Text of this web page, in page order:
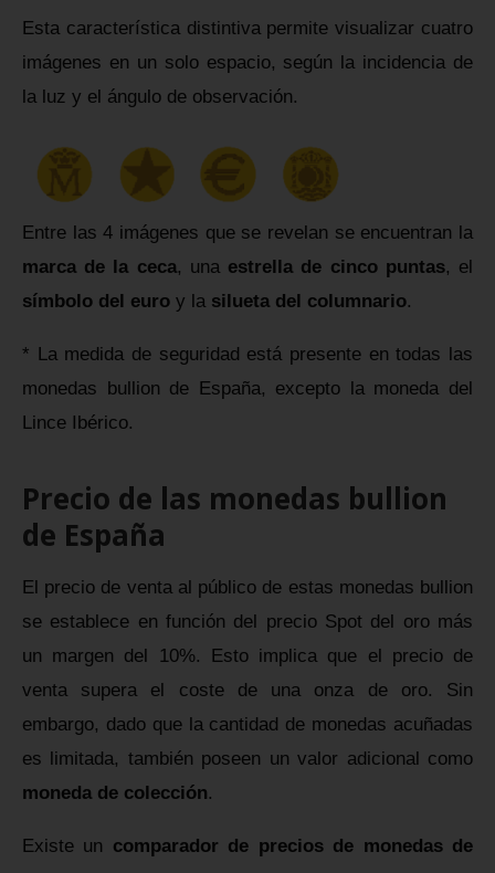
Esta característica distintiva permite visualizar cuatro
imágenes en un solo espacio, según la incidencia de
la luz y el ángulo de observación.
Entre las 4 imágenes que se revelan se encuentran la
marca de la ceca, una estrella de cinco puntas, el
símbolo del euro y la silueta del columnario.
* La medida de seguridad está presente en todas las
monedas bullion de España, excepto la moneda del
Lince Ibérico.
Precio de las monedas bullion
de España
El precio de venta al público de estas monedas bullion
se establece en función del precio Spot del oro más
un margen del 10%. Esto implica que el precio de
venta supera el coste de una onza de oro. Sin
embargo, dado que la cantidad de monedas acuñadas
es limitada, también poseen un valor adicional como
moneda de colección.
Existe un comparador de precios de monedas de